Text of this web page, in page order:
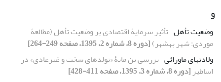
و
وضعیت تأهل تأثیر سرمایۀ اقتصادی بر وضعیت تأهل (مطالعۀ
موردی: شهر بهشهر)[دوره 8، شماره 2، 1395، صفحه 249-264]
ولادت‏های ماورائی بررسی بن‏ مایۀ «تولدهای سخت و غیرعادی» در
اساطیر [دوره 8، شماره 3، 1395، صفحه 411-428]